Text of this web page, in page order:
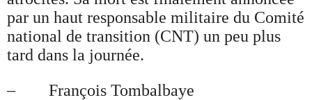
par un haut responsable militaire du Comité
national de transition (CNT) un peu plus
tard dans la journée.
– François Tombalbaye